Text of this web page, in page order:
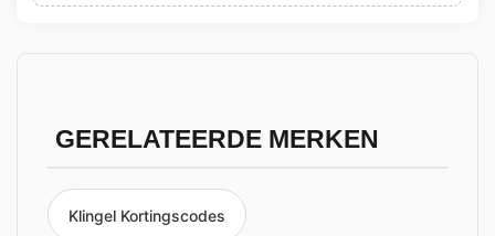
GERELATEERDE MERKEN
Klingel Kortingscodes